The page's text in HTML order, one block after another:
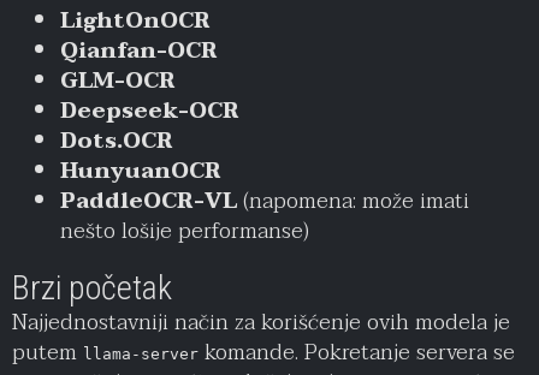
LightOnOCR
Qianfan-OCR
GLM-OCR
Deepseek-OCR
Dots.OCR
HunyuanOCR
PaddleOCR-VL(napomena: može imati
nešto lošije performanse)
Brzi početak
Najjednostavniji način za korišćenje ovih modela je
putem llama-server komande. Pokretanje servera se